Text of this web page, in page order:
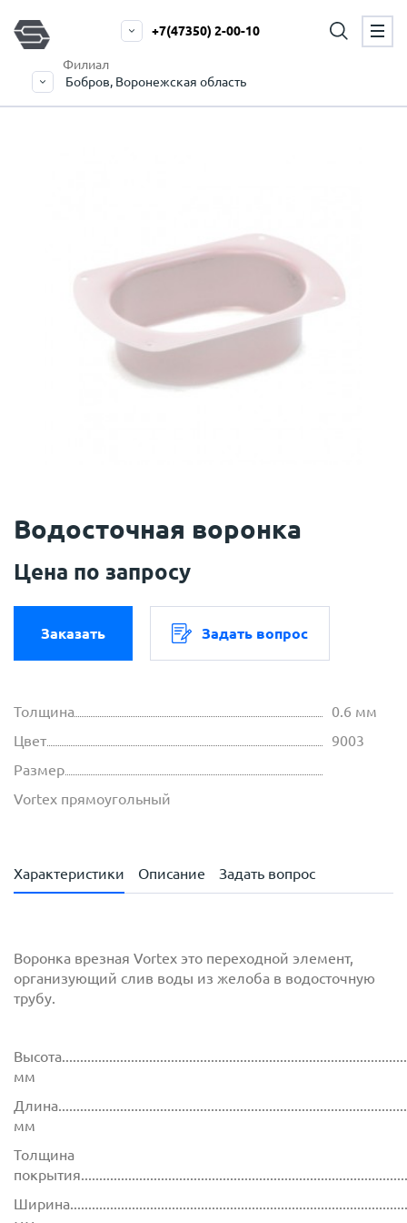
Филиал
Бобров, Воронежская область
+7(47350) 2-00-10
Водосточная воронка
Цена по запросу
Заказать Задать вопрос
Толщина
0.6 мм
Цвет
9003
Размер
Vortex прямоугольный
Характеристики Описание Задать вопрос
Воронка врезная Vortex это переходной элемент,
организующий слив воды из желоба в водосточную
трубу.
мм
мм
Толщина